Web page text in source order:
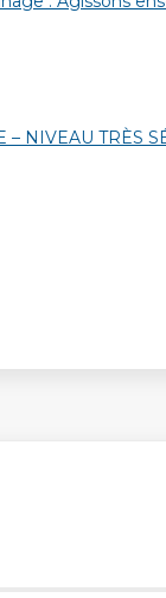
– NIVEAU TRÈS